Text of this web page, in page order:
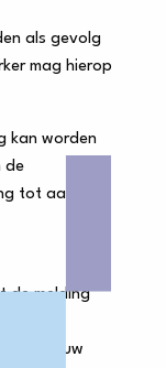
als gevolg
mag hierop
kan worden
de
tot aan hier
de melding
de
een nieuw